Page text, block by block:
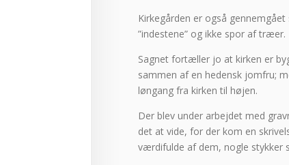
Kirkegården er også
”indestene” og ikke spor af træer.
Sagnet fortæller jo at kirken er
sammen af en hedensk jomfru;
løngang fra kirken til højen.
Der blev under arbejdet med
det at vide, for der kom en
værdifulde af dem, nogle stykker